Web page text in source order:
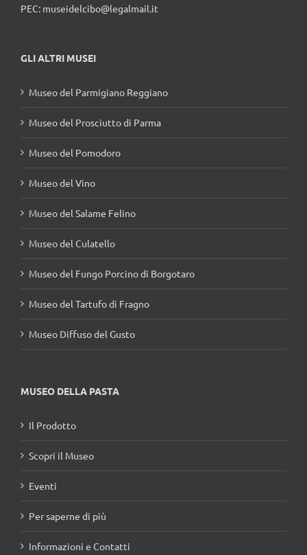
PEC: museidelcibo@legalmail.it
GLI ALTRI MUSEI
Museo del Parmigiano Reggiano
Museo del Prosciutto di Parma
Museo del Pomodoro
Museo del Vino
Museo del Salame Felino
Museo del Culatello
Museo del Fungo Porcino di Borgotaro
Museo del Tartufo di Fragno
Museo Diffuso del Gusto
MUSEO DELLA PASTA
Il Prodotto
Scopri il Museo
Eventi
Per saperne di più
Informazioni e Contatti